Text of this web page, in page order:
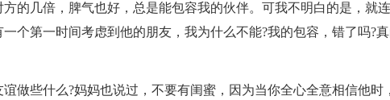
的几倍，脾气也好，总是能包容我的伙伴。可我不明白的是，就
个第一时间考虑到他的朋友，我为什么不能?我的包容，错了吗?
做些什么?妈妈也说过，不要有闺蜜，因为当你全心全意相信他时